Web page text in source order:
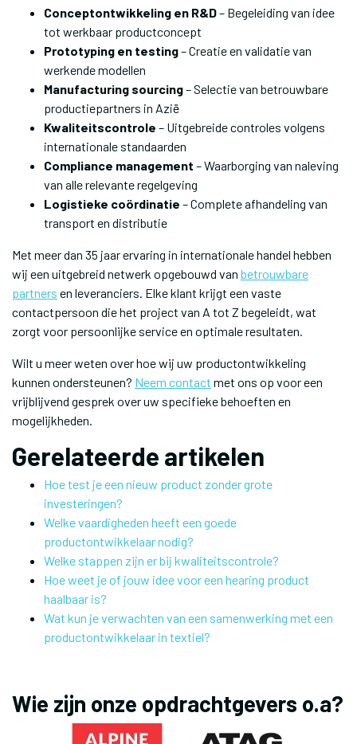
Conceptontwikkeling en R&D– Begeleiding van idee
tot werkbaar productconcept
Prototyping en testing– Creatie en validatie van
werkende modellen
Manufacturing sourcing– Selectie van betrouwbare
productiepartners in Azië
Kwaliteitscontrole – Uitgebreide controles volgens
internationale standaarden
Compliance management – Waarborging van naleving
van alle relevante regelgeving
Logistieke coördinatie – Complete afhandeling van
transport en distributie
Met meer dan 35 jaar ervaring in internationale handel hebben
wij een uitgebreid netwerk opgebouwd van betrouwbare
partners en leveranciers. Elke klant krijgt een vaste
contactpersoon die het project van A tot Z begeleidt, wat
zorgt voor persoonlijke service en optimale resultaten.
Wilt u meer weten over hoe wij uw productontwikkeling
kunnen ondersteunen? Neem contact met ons op voor een
vrijblijvend gesprek over uw specifieke behoeften en
mogelijkheden.
Gerelateerde artikelen
Hoe test je een nieuw product zonder grote
investeringen?
Welke vaardigheden heeft een goede
productontwikkelaar nodig?
Welke stappen zijn er bij kwaliteitscontrole?
Hoe weet je of jouw idee voor een hearing product
haalbaar is?
Wat kun je verwachten van een samenwerking met een
productontwikkelaar in textiel?
Wie zijn onze opdrachtgevers o.a?